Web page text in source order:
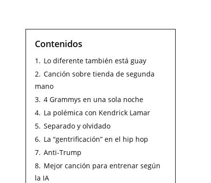
Contenidos
1. Lo diferente también está guay
2. Canción sobre tienda de segunda
mano
3. 4 Grammys en una sola noche
4. La polémica con Kendrick Lamar
5. Separado y olvidado
6. La “gentrificación” en el hip hop
7. Anti-Trump
8. Mejor canción para entrenar según
la IA